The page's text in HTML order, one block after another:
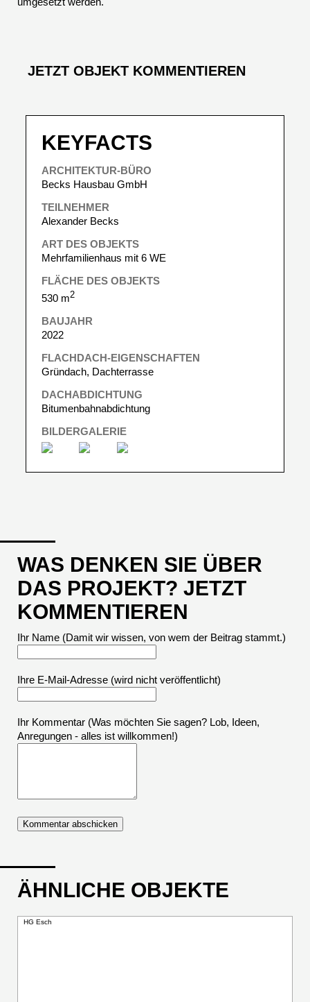
JETZT OBJEKT KOMMENTIEREN
KEYFACTS
ARCHITEKTUR-BÜRO
Becks Hausbau GmbH
TEILNEHMER
Alexander Becks
ART DES OBJEKTS
Mehrfamilienhaus mit 6 WE
FLÄCHE DES OBJEKTS
530 m2
BAUJAHR
2022
FLACHDACH-EIGENSCHAFTEN
Gründach, Dachterrasse
DACHABDICHTUNG
Bitumenbahnabdichtung
BILDERGALERIE
WAS DENKEN SIE ÜBER
DAS PROJEKT? JETZT
KOMMENTIEREN
Ihr Name (Damit wir wissen, von wem der Beitrag stammt.)
Ihre E-Mail-Adresse (wird nicht veröffentlicht)
Ihr Kommentar (Was möchten Sie sagen? Lob, Ideen,
Anregungen - alles ist willkommen!)
ÄHNLICHE OBJEKTE
HG Esch